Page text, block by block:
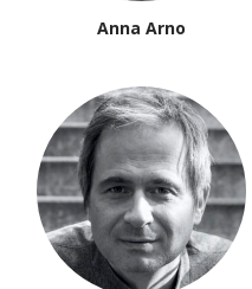
Anna Arno